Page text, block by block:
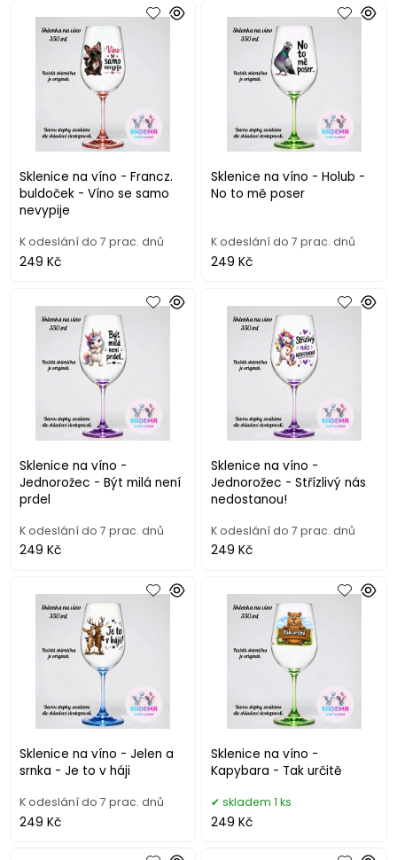
Sklenice na víno - Francz.
buldoček - Víno se samo
nevypije
K odeslání do 7 prac. dnů
249 Kč
Sklenice na víno - Holub -
No to mě poser
K odeslání do 7 prac. dnů
249 Kč
Sklenice na víno -
Jednorožec - Být milá není
prdel
K odeslání do 7 prac. dnů
249 Kč
Sklenice na víno -
Jednorožec - Střízlivý nás
nedostanou!
K odeslání do 7 prac. dnů
249 Kč
Sklenice na víno - Jelen a
srnka - Je to v háji
K odeslání do 7 prac. dnů
249 Kč
Sklenice na víno -
Kapybara - Tak určitě
skladem 1 ks
249 Kč